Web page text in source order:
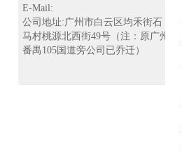
E-Mail:
公司地址:广州市白云区均禾街石
马村桃源北西街49号（注：原广州
番禺105国道旁公司已乔迁）